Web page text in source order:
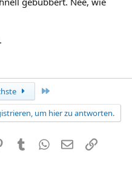
um hier zu antworten.
PinterestTumblr WhatsApp
E-MailLink